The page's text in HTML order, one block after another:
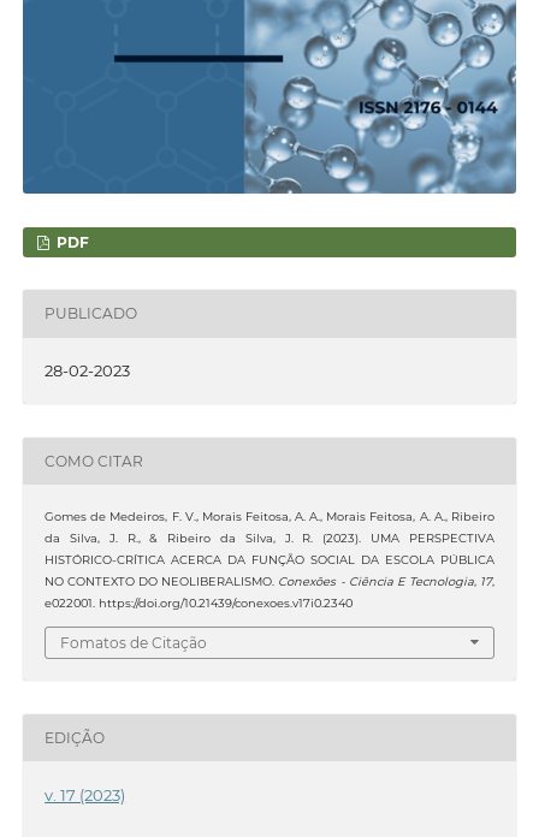
PDF
PUBLICADO
28-02-2023
COMO CITAR
Gomes de Medeiros, F. V., Morais Feitosa, A. A., Morais Feitosa, A. A., Ribeiro
da Silva, J. R., & Ribeiro da Silva, J. R. (2023). UMA PERSPECTIVA
HISTÓRICO-CRÍTICA ACERCA DA FUNÇÃO SOCIAL DA ESCOLA PÚBLICA
NO CONTEXTO DO NEOLIBERALISMO. Conexões - Ciência E Tecnologia, 17,
e022001. https://doi.org/10.21439/conexoes.v17i0.2340
Fomatos de Citação
EDIÇÃO
v. 17 (2023)